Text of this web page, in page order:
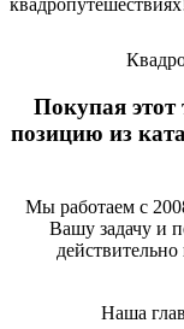
Покупая этот
позицию из
Мы работаем с
Вашу задачу и
Наша